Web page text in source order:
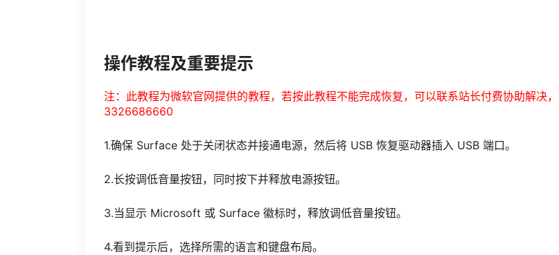
操作教程及重要提示
注：此教程为微软官网提供的教程，若按此教程不能完成恢复，可以联系站长付费协助解决，
3326686660
1.确保 Surface 处于关闭状态并接通电源，然后将 USB 恢复驱动器插入 USB 端口。
2.长按调低音量按钮，同时按下并释放电源按钮。
3.当显示 Microsoft 或 Surface 徽标时，释放调低音量按钮。
4.看到提示后，选择所需的语言和键盘布局。